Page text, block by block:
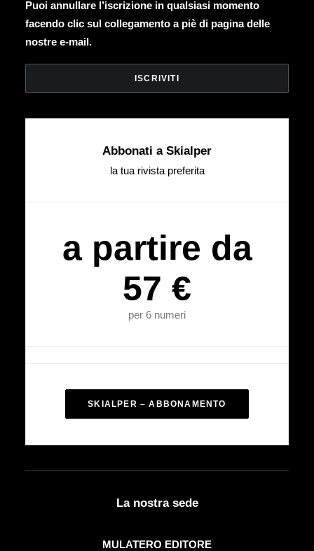
Puoi annullare l’iscrizione in qualsiasi momento
facendo clic sul collegamento a piè di pagina delle
nostre e-mail.
Abbonati a Skialper
la tua rivista preferita
a partire da
57 €
per 6 numeri
SKIALPER – ABBONAMENTO
La nostra sede
MULATERO EDITORE